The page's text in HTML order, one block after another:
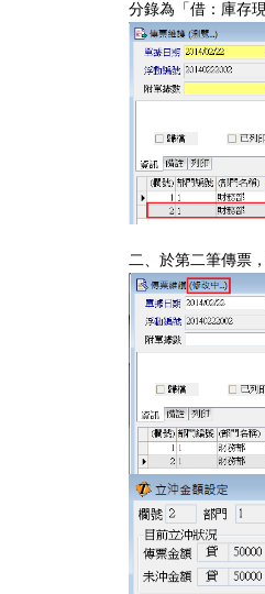
分錄為「借：庫存
二、於第二筆傳票